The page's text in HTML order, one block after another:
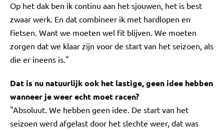
Op het dak ben ik continu aan het sjouwen, het is best
zwaar werk. En dat combineer ik met hardlopen en
fietsen. Want we moeten wel fit blijven. We moeten
zorgen dat we klaar zijn voor de start van het seizoen, als
die er ineens is."
Dat is nu natuurlijk ook het lastige, geen idee hebben
wanneer je weer echt moet racen?
"Absoluut. We hebben geen idee. De start van het
seizoen werd afgelast door het slechte weer, dat was